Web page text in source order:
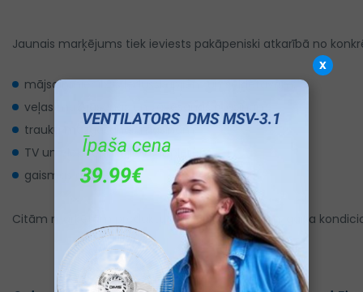
Jaunais marķējums tiek ieviests pakāpeniski atkarībā no
mājsaimniecības ledusskapjiem un saldētavām;
veļas mazgāšanas un žāvēšanas mašīnām;
trauku mazgāšanas mašīnām;
TV un elektroniskajiem displejiem;
gaismas avotiem.
Citām marķētām produktu grupām, piemēram, gaisa
x